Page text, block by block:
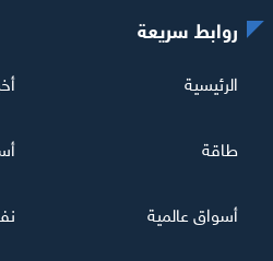
روابط سريعة
الرئيسية
طاقة
أسواق عالمية